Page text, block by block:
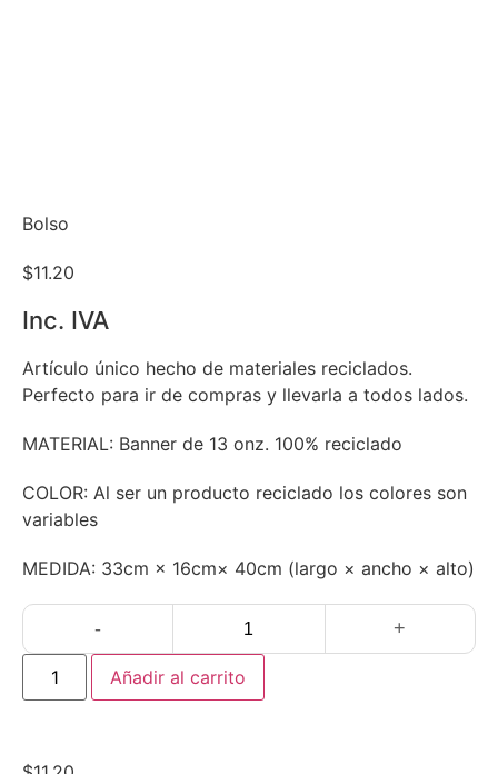
Bolso
$11.20
Inc. IVA
Artículo único hecho de materiales reciclados.
Perfecto para ir de compras y llevarla a todos lados.
MATERIAL: Banner de 13 onz. 100% reciclado
COLOR: Al ser un producto reciclado los colores son
variables
MEDIDA: 33cm × 16cm× 40cm (largo × ancho × alto)
- +
Añadir al carrito